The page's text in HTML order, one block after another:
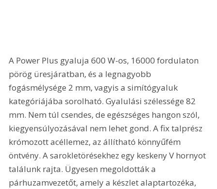
A Power Plus gyaluja 600 W-os, 16000 fordulaton
pörög üresjáratban, és a legnagyobb
fogásmélysége 2 mm, vagyis a simítógyaluk
kategóriájába sorolható. Gyalulási szélessége 82
mm. Nem túl csendes, de egészséges hangon szól,
kiegyensúlyozásával nem lehet gond. A fix talprész
krómozott acéllemez, az állítható könnyűfém
öntvény. A sarokletörésekhez egy keskeny V hornyot
találunk rajta. Ügyesen megoldották a
párhuzamvezetőt, amely a készlet alaptartozéka,